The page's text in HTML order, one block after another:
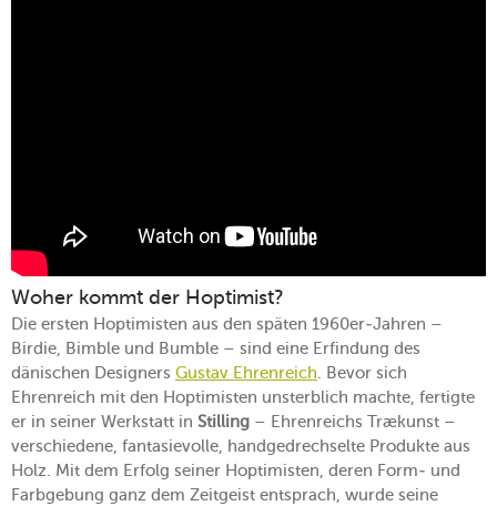
Woher kommt der Hoptimist?
Die ersten Hoptimisten aus den späten 1960er-Jahren –
Birdie, Bimble und Bumble – sind eine Erfindung des
dänischen Designers Gustav Ehrenreich . Bevor sich
Ehrenreich mit den Hoptimisten unsterblich machte, fertigte
er in seiner Werkstatt in Stilling – Ehrenreichs Trækunst –
verschiedene, fantasievolle, handgedrechselte Produkte aus
Holz. Mit dem Erfolg seiner Hoptimisten, deren Form- und
Farbgebung ganz dem Zeitgeist entsprach, wurde seine